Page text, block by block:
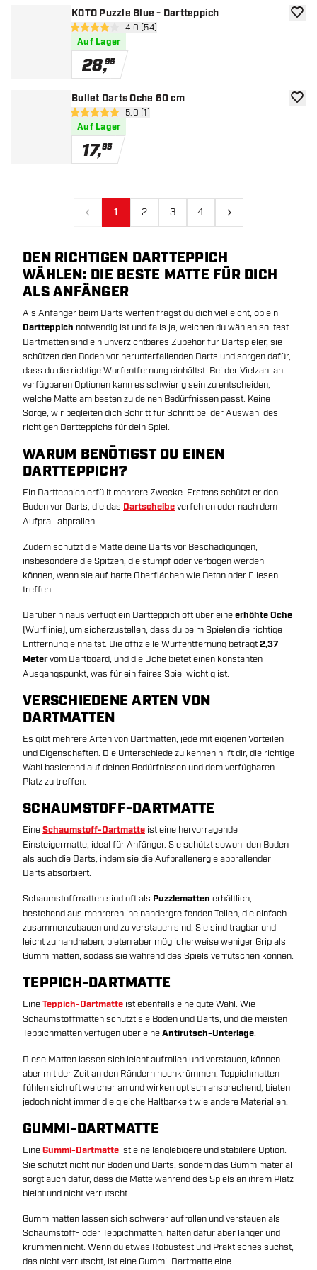
KOTO Puzzle Blue - Dartteppich
Bewertungsbereich öffnen
4 Bewertungssterne
4.0 (54)
Auf Lager
28,95
Zur
Bullet Darts Oche 60 cm
Bewertungsbereich öffnen
5 Bewertungssterne
5.0 (1)
Auf Lager
17,95
Zur
Vorherige
1 2 3 4 Nächste
DEN RICHTIGEN DARTTEPPICH
WÄHLEN: DIE BESTE MATTE FÜR DICH
ALS ANFÄNGER
Als Anfänger beim Darts werfen fragst du dich vielleicht, ob ein
Dartteppich notwendig ist und falls ja, welchen du wählen solltest.
Dartmatten sind ein unverzichtbares Zubehör für Dartspieler, sie
schützen den Boden vor herunterfallenden Darts und sorgen dafür,
dass du die richtige Wurfentfernung einhältst. Bei der Vielzahl an
verfügbaren Optionen kann es schwierig sein zu entscheiden,
welche Matte am besten zu deinen Bedürfnissen passt. Keine
Sorge, wir begleiten dich Schritt für Schritt bei der Auswahl des
richtigen Dartteppichs für dein Spiel.
WARUM BENÖTIGST DU EINEN
DARTTEPPICH?
Ein Dartteppich erfüllt mehrere Zwecke. Erstens schützt er den
Boden vor Darts, die das Dartscheibeverfehlen oder nach dem
Aufprall abprallen.
Zudem schützt die Matte deine Darts vor Beschädigungen,
insbesondere die Spitzen, die stumpf oder verbogen werden
können, wenn sie auf harte Oberflächen wie Beton oder Fliesen
treffen.
Darüber hinaus verfügt ein Dartteppich oft über eineerhöhte Oche
(Wurflinie), um sicherzustellen, dass du beim Spielen die richtige
Entfernung einhältst. Die offizielle Wurfentfernung beträgt2,37
Metervom Dartboard, und die Oche bietet einen konstanten
Ausgangspunkt, was für ein faires Spiel wichtig ist.
VERSCHIEDENE ARTEN VON
DARTMATTEN
Es gibt mehrere Arten von Dartmatten, jede mit eigenen Vorteilen
und Eigenschaften. Die Unterschiede zu kennen hilft dir, die richtige
Wahl basierend auf deinen Bedürfnissen und dem verfügbaren
Platz zu treffen.
SCHAUMSTOFF-DARTMATTE
EineSchaumstoff-Dartmatte ist eine hervorragende
Einsteigermatte, ideal für Anfänger. Sie schützt sowohl den Boden
als auch die Darts, indem sie die Aufprallenergie abprallender
Darts absorbiert.
Schaumstoffmatten sind oft als Puzzlematten erhältlich,
bestehend aus mehreren ineinandergreifenden Teilen, die einfach
zusammenzubauen und zu verstauen sind. Sie sind tragbar und
leicht zu handhaben, bieten aber möglicherweise weniger Grip als
Gummimatten, sodass sie während des Spiels verrutschen können.
TEPPICH-DARTMATTE
EineTeppich-Dartmatte ist ebenfalls eine gute Wahl. Wie
Schaumstoffmatten schützt sie Boden und Darts, und die meisten
Teppichmatten verfügen über eineAntirutsch-Unterlage.
Diese Matten lassen sich leicht aufrollen und verstauen, können
aber mit der Zeit an den Rändern hochkrümmen. Teppichmatten
fühlen sich oft weicher an und wirken optisch ansprechend, bieten
jedoch nicht immer die gleiche Haltbarkeit wie andere Materialien.
GUMMI-DARTMATTE
EineGummi-Dartmatte ist eine langlebigere und stabilere Option.
Sie schützt nicht nur Boden und Darts, sondern das Gummimaterial
sorgt auch dafür, dass die Matte während des Spiels an ihrem Platz
bleibt und nicht verrutscht.
Gummimatten lassen sich schwerer aufrollen und verstauen als
Schaumstoff- oder Teppichmatten, halten dafür aber länger und
krümmen nicht. Wenn du etwas Robustest und Praktisches suchst,
das nicht verrutscht, ist eine Gummi-Dartmatte eine